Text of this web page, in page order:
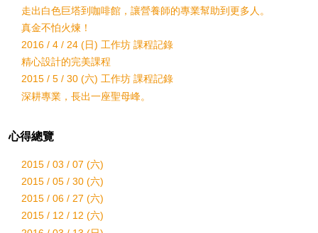
走出白色巨塔到咖啡館，讓營養師的專業幫助到更多人。
真金不怕火煉！
2016 / 4 / 24 (日) 工作坊 課程記錄
精心設計的完美課程
2015 / 5 / 30 (六) 工作坊 課程記錄
深耕專業，長出一座聖母峰。
心得總覽
2015 / 03 / 07 (六)
2015 / 05 / 30 (六)
2015 / 06 / 27 (六)
2015 / 12 / 12 (六)